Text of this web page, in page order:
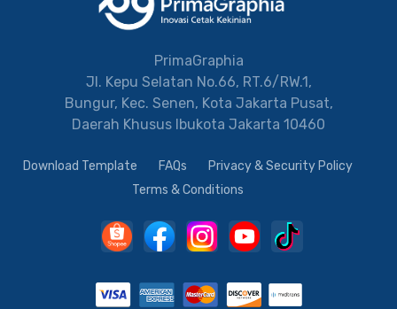
PrimaGraphia
Jl. Kepu Selatan No.66, RT.6/RW.1,
Bungur, Kec. Senen, Kota Jakarta Pusat,
Daerah Khusus Ibukota Jakarta 10460
Download Template FAQs
Privacy & Security Policy
Terms & Conditions